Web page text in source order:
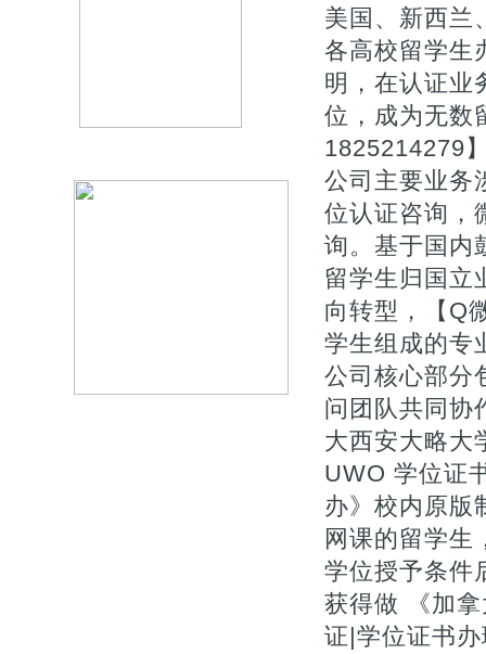
美国、新西兰
各高校留学生
明，在认证业
位，成为无数
1825214279
公司主要业务
位认证咨询，
询。基于国内
留学生归国立
向转型，【Q
学生组成的专
公司核心部分
问团队共同协
大西安大略大
UWO 学位证
办》校内原版
网课的留学生
学位授予条件
获得做 《加
证|学位证书